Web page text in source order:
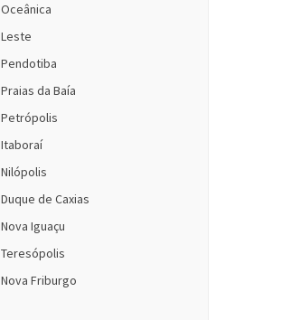
Oceânica
Leste
Pendotiba
Praias da Baía
Petrópolis
Itaboraí
Nilópolis
Duque de Caxias
Nova Iguaçu
Teresópolis
Nova Friburgo